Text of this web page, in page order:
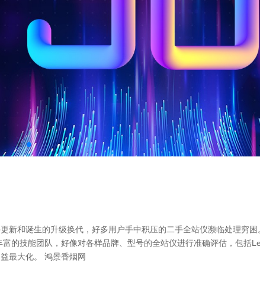
和诞生的升级换代，好多用户手中积压的二手全站仪濒临处理穷
的技能团队，好像对各样品牌、型号的全站仪进行准确评估，包括
最大化。 鸿景香烟网